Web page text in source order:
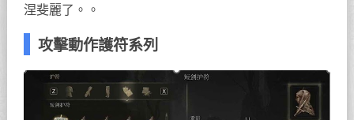
涅斐麗了。。
攻擊動作護符系列